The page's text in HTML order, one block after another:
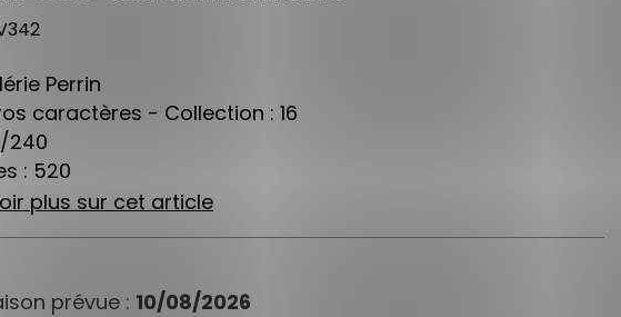
Perrin
caractères - Collection : 16
240
: 520
plus sur cet article
prévue : 10/08/2026